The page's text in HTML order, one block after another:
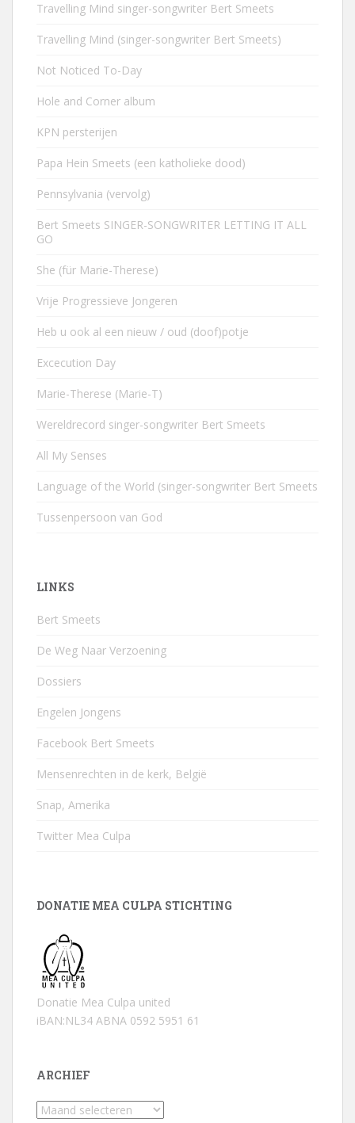
Travelling Mind singer-songwriter Bert Smeets
Travelling Mind (singer-songwriter Bert Smeets)
Not Noticed To-Day
Hole and Corner album
KPN persterijen
Papa Hein Smeets (een katholieke dood)
Pennsylvania (vervolg)
Bert Smeets SINGER-SONGWRITER LETTING IT ALL
GO
She (für Marie-Therese)
Vrije Progressieve Jongeren
Heb u ook al een nieuw / oud (doof)potje
Excecution Day
Marie-Therese (Marie-T)
Wereldrecord singer-songwriter Bert Smeets
All My Senses
Language of the World (singer-songwriter Bert Smeets
Tussenpersoon van God
LINKS
Bert Smeets
De Weg Naar Verzoening
Dossiers
Engelen Jongens
Facebook Bert Smeets
Mensenrechten in de kerk, België
Snap, Amerika
Twitter Mea Culpa
DONATIE MEA CULPA STICHTING
Donatie Mea Culpa united
iBAN:NL34 ABNA 0592 5951 61
ARCHIEF
Archief